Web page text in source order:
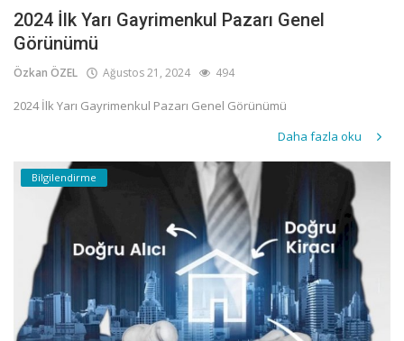
2024 İlk Yarı Gayrimenkul Pazarı Genel
Görünümü
Özkan ÖZEL Ağustos 21, 2024 494
2024 İlk Yarı Gayrimenkul Pazarı Genel Görünümü
Daha fazla oku
Bilgilendirme